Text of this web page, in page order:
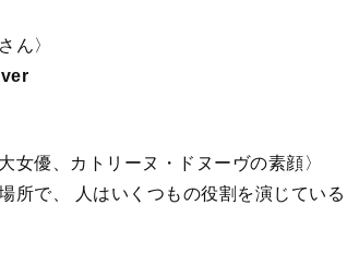
ん〉
女優、カトリーヌ・ドヌーヴの素顔〉
所で、 人はいくつもの役割を演じている